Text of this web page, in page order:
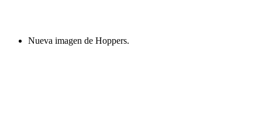
Nueva imagen de Hoppers.